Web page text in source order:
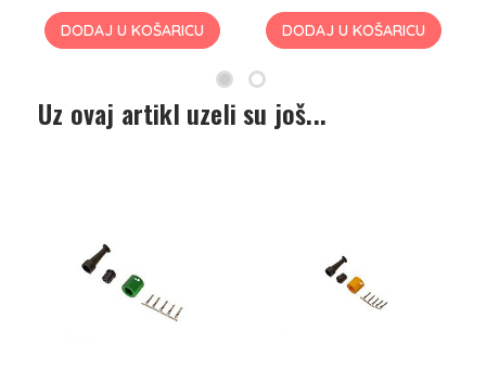
DODAJ U KOŠARICU DODAJ U KOŠARICU
Uz ovaj artikl uzeli su još...